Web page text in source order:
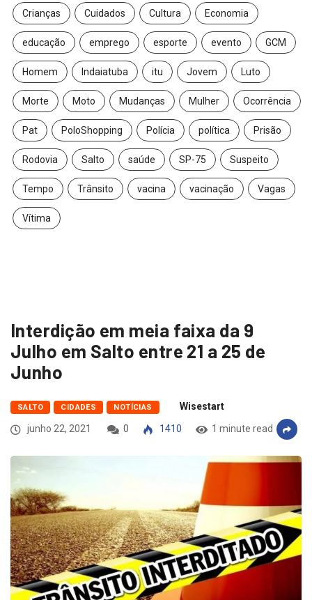
Crianças Cuidados Cultura Economia
educação emprego esporte evento GCM
Homem Indaiatuba itu Jovem Luto
Morte Moto Mudanças Mulher Ocorrência
Pat PoloShopping Polícia política Prisão
Rodovia Salto saúde SP-75 Suspeito
Tempo Trânsito vacina vacinação Vagas
Vítima
Interdição em meia faixa da 9
Julho em Salto entre 21 a 25 de
Junho
SALTO CIDADES NOTÍCIAS
Wisestart
junho 22, 2021
0 1410 1 minute read